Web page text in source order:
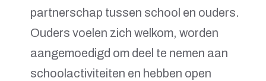
partnerschap tussen school en ouders.
Ouders voelen zich welkom, worden
aangemoedigd om deel te nemen aan
schoolactiviteiten en hebben open